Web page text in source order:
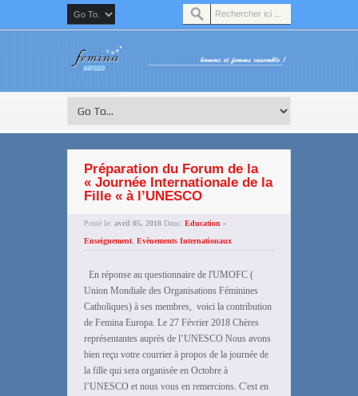
Préparation du Forum de la
« Journée Internationale de la
Fille « à l’UNESCO
Posté le: avril 05, 2018 Dans: Education -
Enseignement, Evènements Internationaux
En réponse au questionnaire de l'UMOFC (
Union Mondiale des Organisations Féminines
Catholiques) à ses membres, voici la contribution
de Femina Europa. Le 27 Février 2018 Chères
représentantes auprès de l’UNESCO Nous avons
bien reçu votre courrier à propos de la journée de
la fille qui sera organisée en Octobre à
l’UNESCO et nous vous en remercions. C'est en